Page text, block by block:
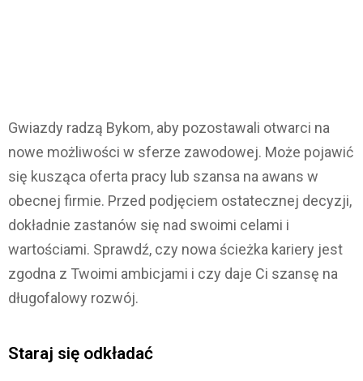
Gwiazdy radzą Bykom, aby pozostawali otwarci na
nowe możliwości w sferze zawodowej. Może pojawić
się kusząca oferta pracy lub szansa na awans w
obecnej firmie. Przed podjęciem ostatecznej decyzji,
dokładnie zastanów się nad swoimi celami i
wartościami. Sprawdź, czy nowa ścieżka kariery jest
zgodna z Twoimi ambicjami i czy daje Ci szansę na
długofalowy rozwój.
Staraj się odkładać